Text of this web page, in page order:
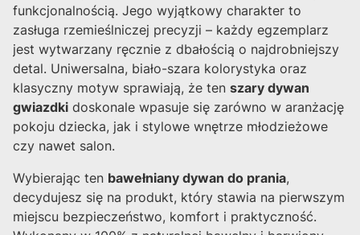
funkcjonalnością. Jego wyjątkowy charakter to
zasługa rzemieślniczej precyzji – każdy egzemplarz
jest wytwarzany ręcznie z dbałością o najdrobniejszy
detal. Uniwersalna, biało-szara kolorystyka oraz
klasyczny motyw sprawiają, że ten szary dywan
gwiazdki doskonale wpasuje się zarówno w aranżację
pokoju dziecka, jak i stylowe wnętrze młodzieżowe
czy nawet salon.
Wybierając ten bawełniany dywan do prania,
decydujesz się na produkt, który stawia na pierwszym
miejscu bezpieczeństwo, komfort i praktyczność.